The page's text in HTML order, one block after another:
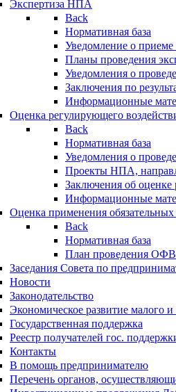
Экспертиза НПА
Back
Нормативная база
Уведомление о
Планы проведения
Уведомления о
Заключения по
Информационные
Оценка регулирующего
Back
Нормативная база
Уведомления о
Проекты НПА,
Заключения об
Информационные
Оценка применения
Back
Нормативная база
План проведения
Заседания Совета по
Новости
Законодательство
Экономическое развитие малого и
Государственная поддержка
Реестр получателей гос.
Контакты
В помощь предпринимателю
Перечень органов,